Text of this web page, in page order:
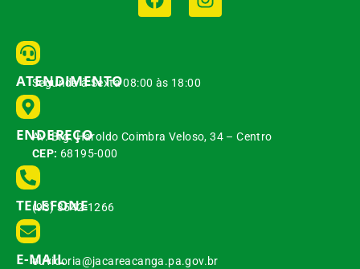
ATENDIMENTO
Segunda à Sexta 08:00 às 18:00
ENDEREÇO
Av. Brg. Haroldo Coimbra Veloso, 34 – Centro
CEP: 68195-000
TELEFONE
(93) 3542-1266
E-MAIL
ouvidoria@jacareacanga.pa.gov.br